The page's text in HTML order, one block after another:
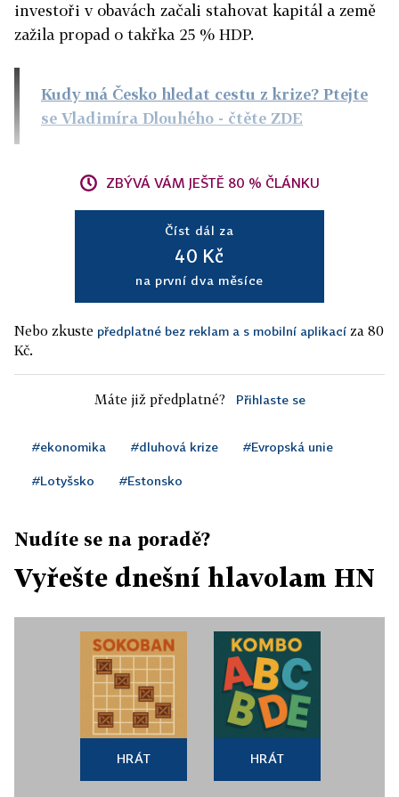
investoři v obavách začali stahovat kapitál a země
zažila propad o takřka 25 % HDP.
Kudy má Česko hledat cestu z krize? Ptejte
se Vladimíra Dlouhého - čtěte ZDE
ZBÝVÁ VÁM JEŠTĚ 80 % ČLÁNKU
Číst dál za
40 Kč
na první dva měsíce
Nebo zkuste předplatné bez reklam a s mobilní aplikací za 80
Kč.
Máte již předplatné? Přihlaste se
#ekonomika #dluhová krize #Evropská unie
#Lotyšsko #Estonsko
Nudíte se na poradě?
Vyřešte dnešní hlavolam HN
HRÁT HRÁT